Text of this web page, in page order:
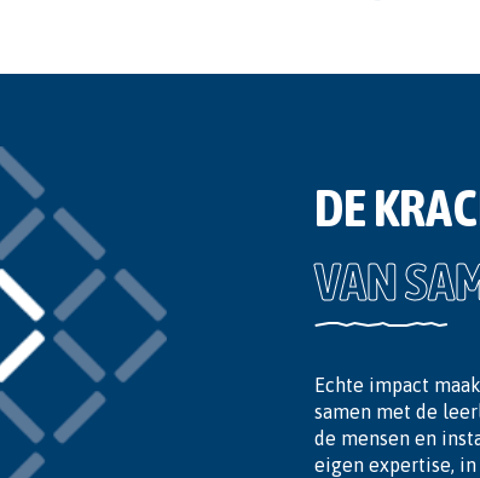
DE
VAN
Echte impact
samen met de
de mensen en
eigen expertise,